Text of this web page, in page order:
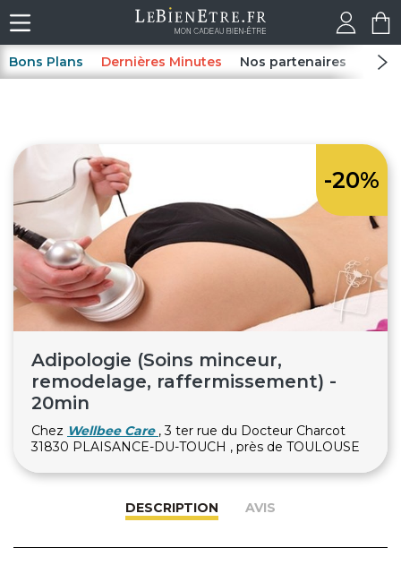
Bons Plans Dernières Minutes Nos partenaires Spas
-20%
Adipologie (Soins minceur,
remodelage, raffermissement) -
20min
Chez Wellbee Care , 3 ter rue du Docteur Charcot
31830 PLAISANCE-DU-TOUCH , près de TOULOUSE
DESCRIPTION AVIS